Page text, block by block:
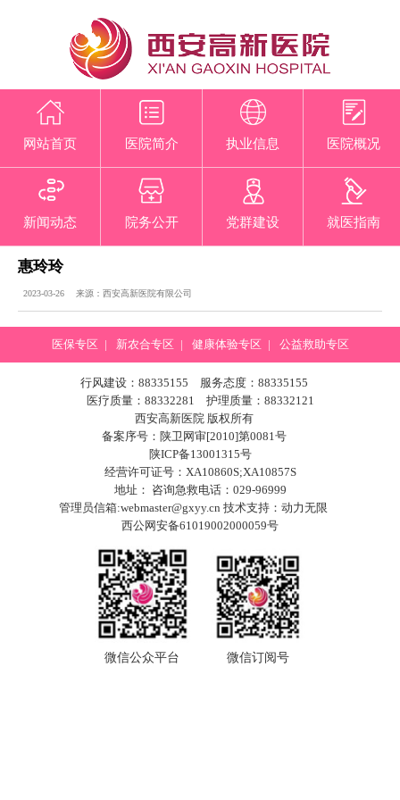
网站首页 医院简介 执业信息 医院概况
新闻动态 院务公开 党群建设 就医指南
惠玲玲
2023-03-26 来源：西安高新医院有限公司
医保专区 | 新农合专区 | 健康体验专区 | 公益救助专区
行风建设：88335155 服务态度：88335155
医疗质量：88332281 护理质量：88332121
西安高新医院 版权所有
备案序号：陕卫网审[2010]第0081号
陕ICP备13001315号
经营许可证号：XA10860S;XA10857S
地址： 咨询急救电话：029-96999
管理员信箱:webmaster@gxyy.cn 技术支持： 动力无限
西公网安备61019002000059号
微信公众平台 微信订阅号